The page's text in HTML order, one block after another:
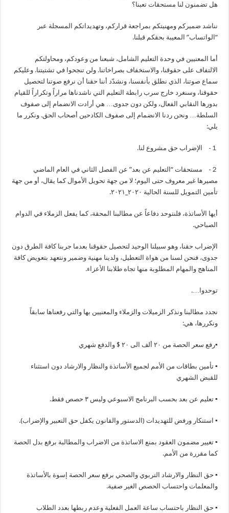
هل تضمنون لنا مستحقات تعبنا؟
نناشد ضميركم ومهنيتكم بمراجعة قراركم، وتهديداتكم المسجلة عبر
“الواتساب” المعيبة بحقكم قبلنا.
أما المعنيين في وحدة التعليم الشامل، شبعنا من وعودكم، ومحاولتكم
الالتفاف على حقوقنا، والاستخفاف بصراخاتنا. ولن تنجحوا في تشتيتنا. وعليكم
سماع صوتنا، الذي نطلق بأنفسنا، ونشدّد أننا حقنا أن نرفع صوتنا لتحصيل
حقوقنا، وسنغرد خارج سرب رابطة التعليم التي ناشدناها مراراً وتكراراً للقيام
بدورها النقابي الفعال، ولكن دون جدوى… هي أرادت الانضمام إلى صفوف
السلطة… ونحن ردنا الانضمام إلى صفوف الكادحين أصحاب الحق. ونكرر ما
يلي:
１- الإضراب حق مشروع لنا.
２- مستحقات “التعليم عن بعد” عن الفصل الثاني في العام الماضي
مصيرها غير معروف حتى اليوم؛ لا من جهة تحويل الأموال كما يقال، أو من جهة
تأمين التمويل للسنة الحالية ٢٠٢٠_٢٠٢١.
أيها الأساتذة، فلنتوحد دفاعاً عن مطالبنا المحقة، كما يفعل الزملاء في الدوام
الصباحي.
الإضراب حقنا، وهو سبيلنا الوحيد لتحصيل حقوقنا بعدما جربنا كافة الطرق دون
جدوى، فنحن لسنا من هواة التعطيل، ولدينا مهنية وضمير ونتعهد بتعويض كافة
المناهج والمهام المطلوبة منها تجاه طلابنا الأعزاء.
توحدوا….
نجدد مطالبنا ونذكر الزميلات والزملاء والمعنيين بها والتي رفعناها سابقاً
ونكررها، هي:
▪رفع سعر الحصة من ٢٠ ألف الى ٢٠ $ والدفع شهري
▪ تأمين بطاقات من الأمم لجميع الأساتذة والنظار والارشاد دون استثناء
للقبض الشهري
▪ تعليم عن بعد بحسب البرنامج الاسبوعي وليس ٣ حصص فقط.
▪ استنكار ورفض للتهديدات (الدستور والقانون يكفل حق التعبير والإضراب).
▪ تغيير مضمون العقود بمنع الاساتذة من الاضراب والمطالبة برفع بدل الحصة
كما مقررة من الأمم.
▪ حق النظار والارشاد التربوي والصحي برفع سعر الحصة إسوة بالأساتذة
والمعلمات واحتساب الحصص الغير صفية.
▪ حق النظار باحتساب ساعة العمل الفعلية وعدم ربطها بعدد الطلاب